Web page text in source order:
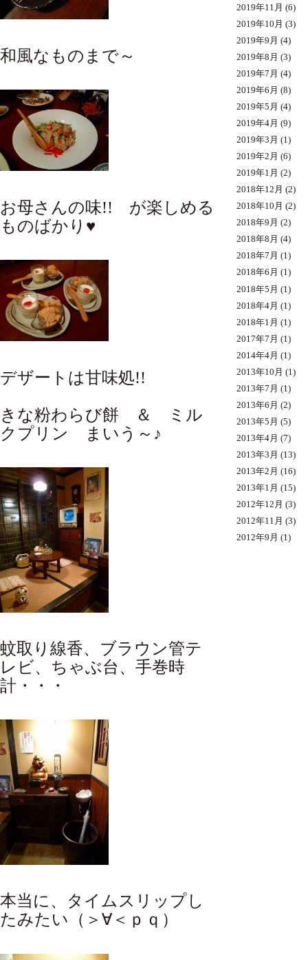
和風なものまで～
お母さんの味!! が楽しめる
ものばかり♥
デザートは甘味処!!
きな粉わらび餅 ＆ ミル
クプリン まいう～♪
蚊取り線香、ブラウン管テ
レビ、ちゃぶ台、手巻時
計・・・
本当に、タイムスリップし
たみたい（＞∀＜ｐｑ）
2019年11月 (6)
2019年10月 (3)
2019年9月 (4)
2019年8月 (3)
2019年7月 (4)
2019年6月 (8)
2019年5月 (4)
2019年4月 (9)
2019年3月 (1)
2019年2月 (6)
2019年1月 (2)
2018年12月 (2)
2018年10月 (2)
2018年9月 (2)
2018年8月 (4)
2018年7月 (1)
2018年6月 (1)
2018年5月 (1)
2018年4月 (1)
2018年1月 (1)
2017年7月 (1)
2014年4月 (1)
2013年10月 (1)
2013年7月 (1)
2013年6月 (2)
2013年5月 (5)
2013年4月 (7)
2013年3月 (13)
2013年2月 (16)
2013年1月 (15)
2012年12月 (3)
2012年11月 (3)
2012年9月 (1)